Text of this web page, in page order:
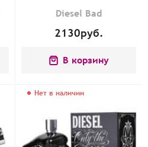
Diesel Bad
2130руб.
В корзину
Нет в наличии